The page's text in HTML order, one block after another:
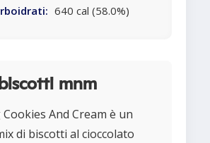
640 cal (58.0%)
mnm
And Cream è un
di biscotti al cioccolato